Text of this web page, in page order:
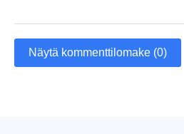
Näytä kommenttilomake (0)